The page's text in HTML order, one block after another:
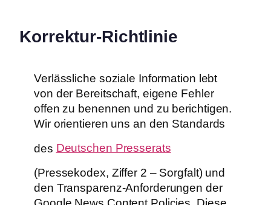
Korrektur-Richtlinie
Verlässliche soziale Information lebt
von der Bereitschaft, eigene Fehler
offen zu benennen und zu berichtigen.
Wir orientieren uns an den Standards
des Deutschen Presserats
(Pressekodex, Ziffer 2 – Sorgfalt) und
den Transparenz-Anforderungen der